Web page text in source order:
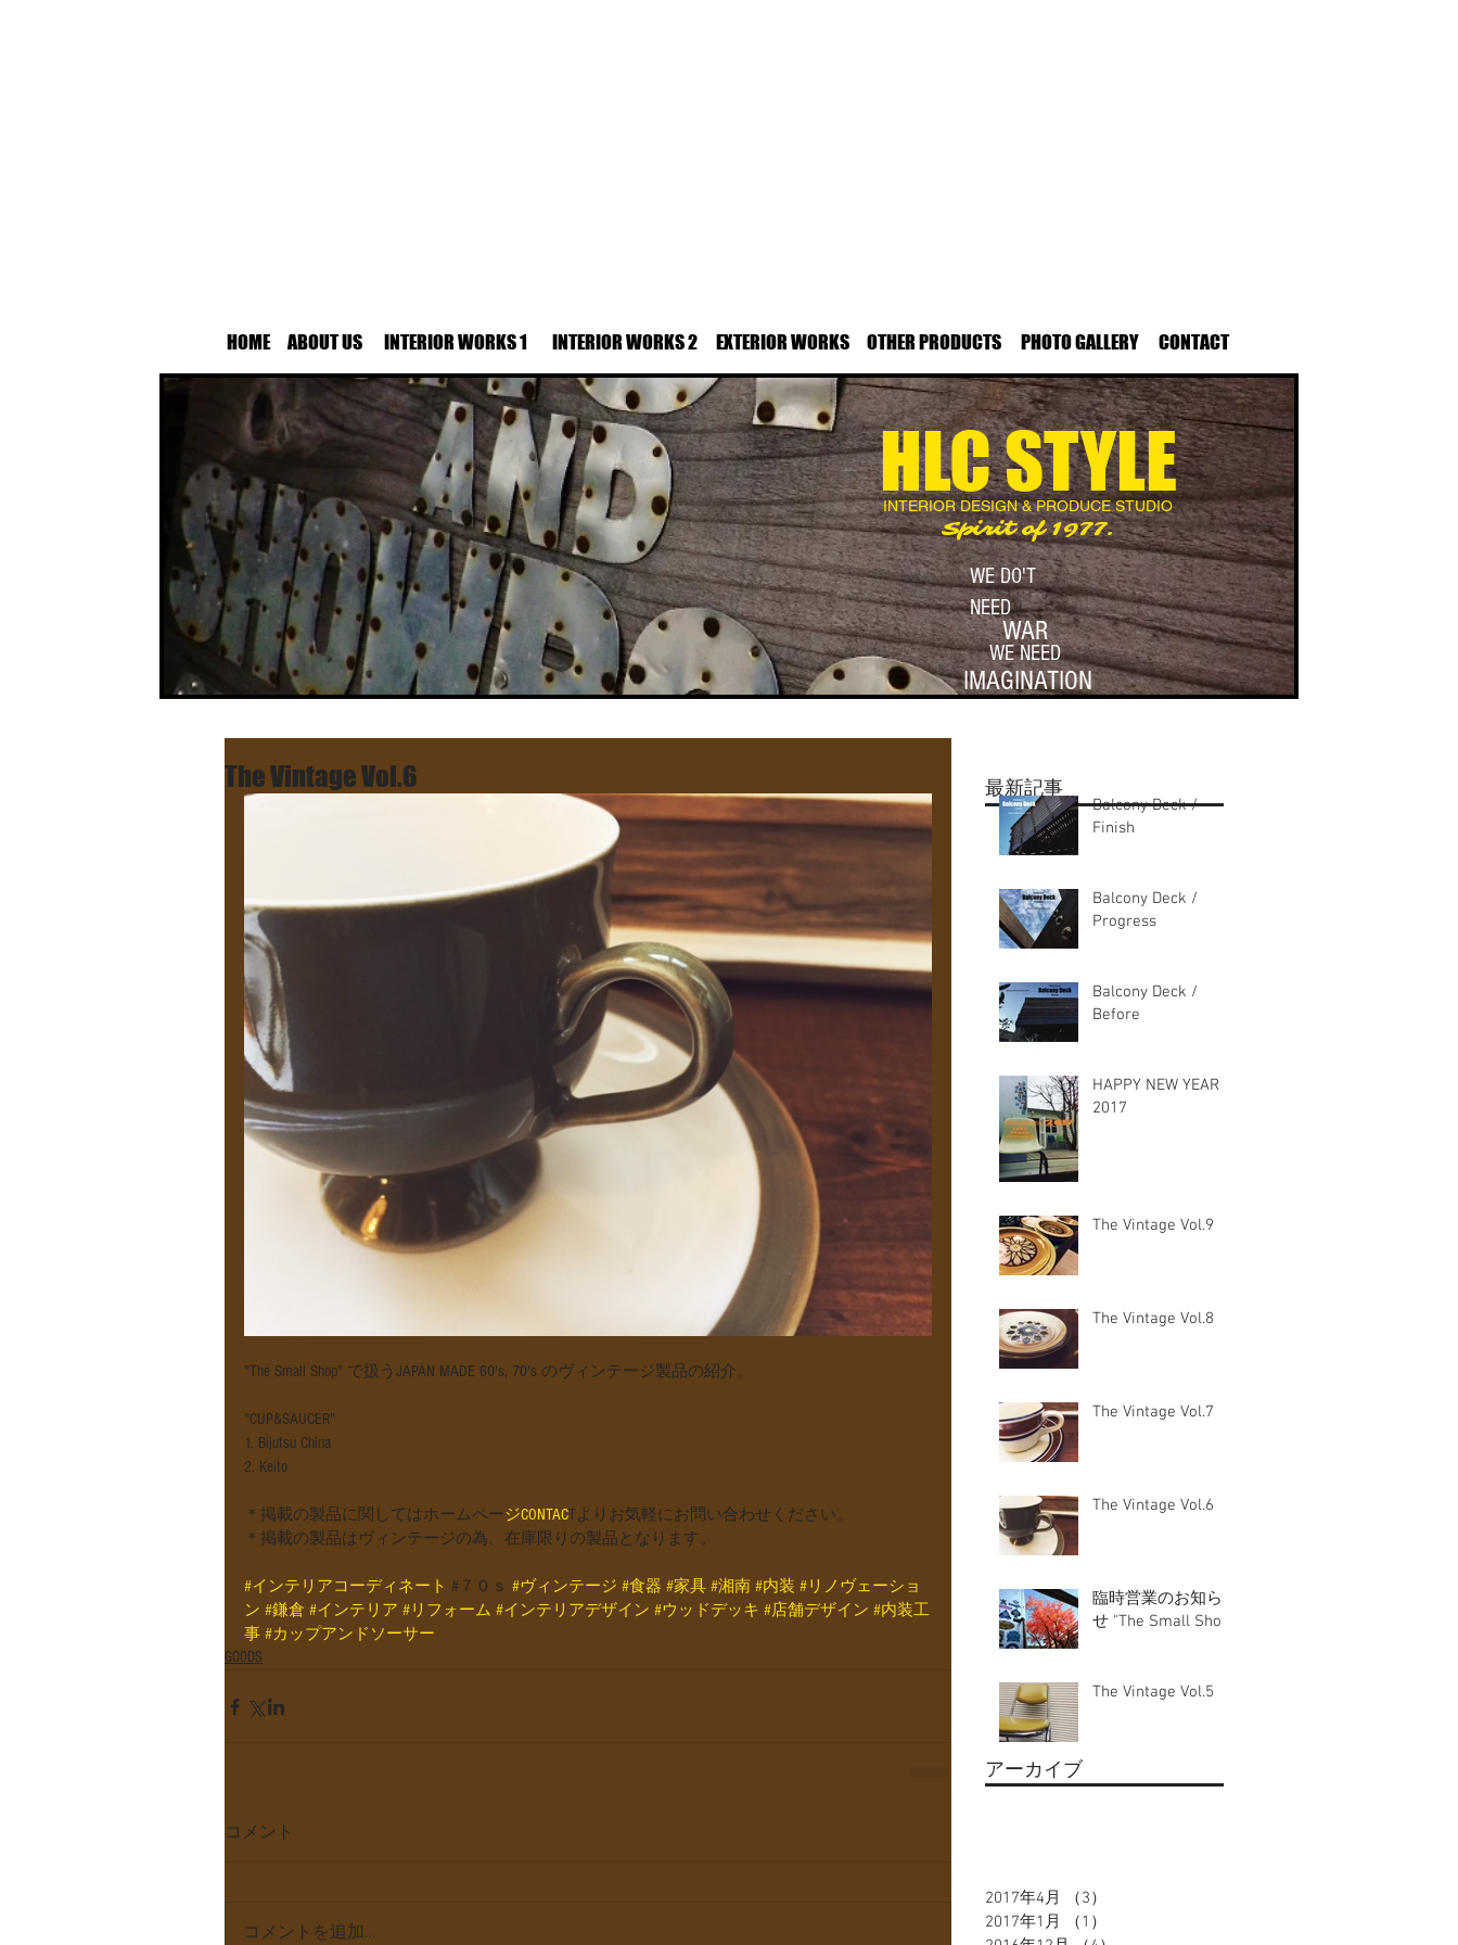
HOME ABOUT US INTERIOR WORKS 1 INTERIOR WORKS 2 EXTERIOR WORKS OTHER PRODUCTS PHOTO GALLERY CONTACT
INTERIOR DESIGN & PRODUCE STUDIO
Spirit of 1977.
HLC STYLE
WE DO'T
NEED
WE NEED
WAR
IMAGINATION
The Vintage Vol.6
"The Small Shop" で扱うJAPAN MADE 60's, 70's のヴィンテージ製品の紹介。
"CUP&SAUCER"
1. Bijutsu China
2. Keito
＊掲載の製品に関してはホームページCONTACTよりお気軽にお問い合わせください。
＊掲載の製品はヴィンテージの為、在庫限りの製品となります。
#インテリアコーディネート #７０ｓ #ヴィンテージ #食器 #家具 #湘南 #内装 #リノヴェーショ
ン #鎌倉 #インテリア #リフォーム #インテリアデザイン #ウッドデッキ #店舗デザイン #内装工
事 #カップアンドソーサー
GOODS
コメント
コメントを追加…
最新記事
Balcony Deck /
Finish
Balcony Deck /
Progress
Balcony Deck /
Before
HAPPY NEW YEAR
2017
The Vintage Vol.9
The Vintage Vol.8
The Vintage Vol.7
The Vintage Vol.6
臨時営業のお知ら
せ "The Small Shop"
The Vintage Vol.5
アーカイブ
2017年4月 （3）
2017年1月
（1）